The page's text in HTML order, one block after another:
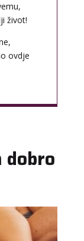
život!
ovdje
dobro